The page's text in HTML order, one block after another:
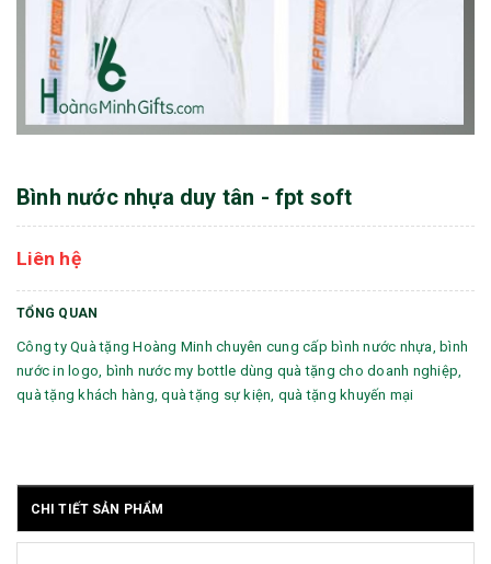
Bình nước nhựa duy tân - fpt soft
Liên hệ
TỔNG QUAN
Công ty Quà tặng Hoàng Minh chuyên cung cấp bình nước nhựa, bình
nước in logo, bình nước my bottle dùng quà tặng cho doanh nghiệp,
quà tặng khách hàng, quà tặng sự kiện, quà tặng khuyến mại
CHI TIẾT SẢN PHẨM